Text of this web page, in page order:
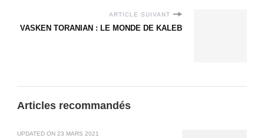
ARTICLE SUIVANT
VASKEN TORANIAN : LE MONDE DE KALEB
Articles recommandés
UPDATED ON 23 MARS 2021